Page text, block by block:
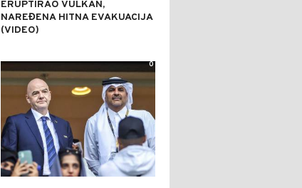
ERUPTIRAO VULKAN,
NAREĐENA HITNA EVAKUACIJA
(VIDEO)
0